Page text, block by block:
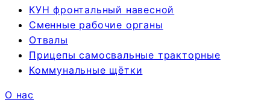
КУН фронтальный навесной
Сменные рабочие органы
Отвалы
Прицепы самосвальные тракторные
Коммунальные щётки
О нас